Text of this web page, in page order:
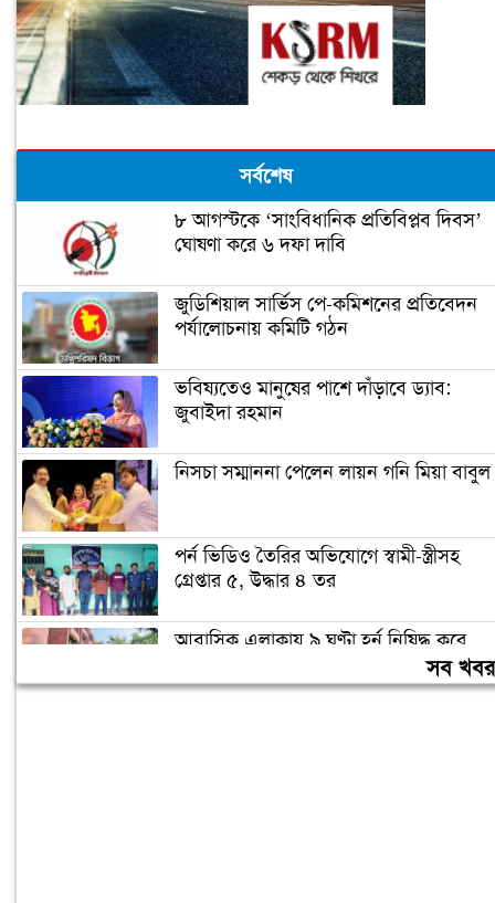
সর্বশেষ
৮ আগস্টকে ‘সাংবিধানিক প্রতিবিপ্লব দিবস’
ঘোষণা করে ৬ দফা দাবি
জুডিশিয়াল সার্ভিস পে-কমিশনের প্রতিবেদন
পর্যালোচনায় কমিটি গঠন
ভবিষ্যতেও মানুষের পাশে দাঁড়াবে ড্যাব:
জুবাইদা রহমান
নিসচা সম্মাননা পেলেন লায়ন গনি মিয়া বাবুল
পর্ন ভিডিও তৈরির অভিযোগে স্বামী-স্ত্রীসহ
গ্রেপ্তার ৫, উদ্ধার ৪ তর
আবাসিক এলাকায় ৯ ঘণ্টা হর্ন নিষিদ্ধ করে
সব